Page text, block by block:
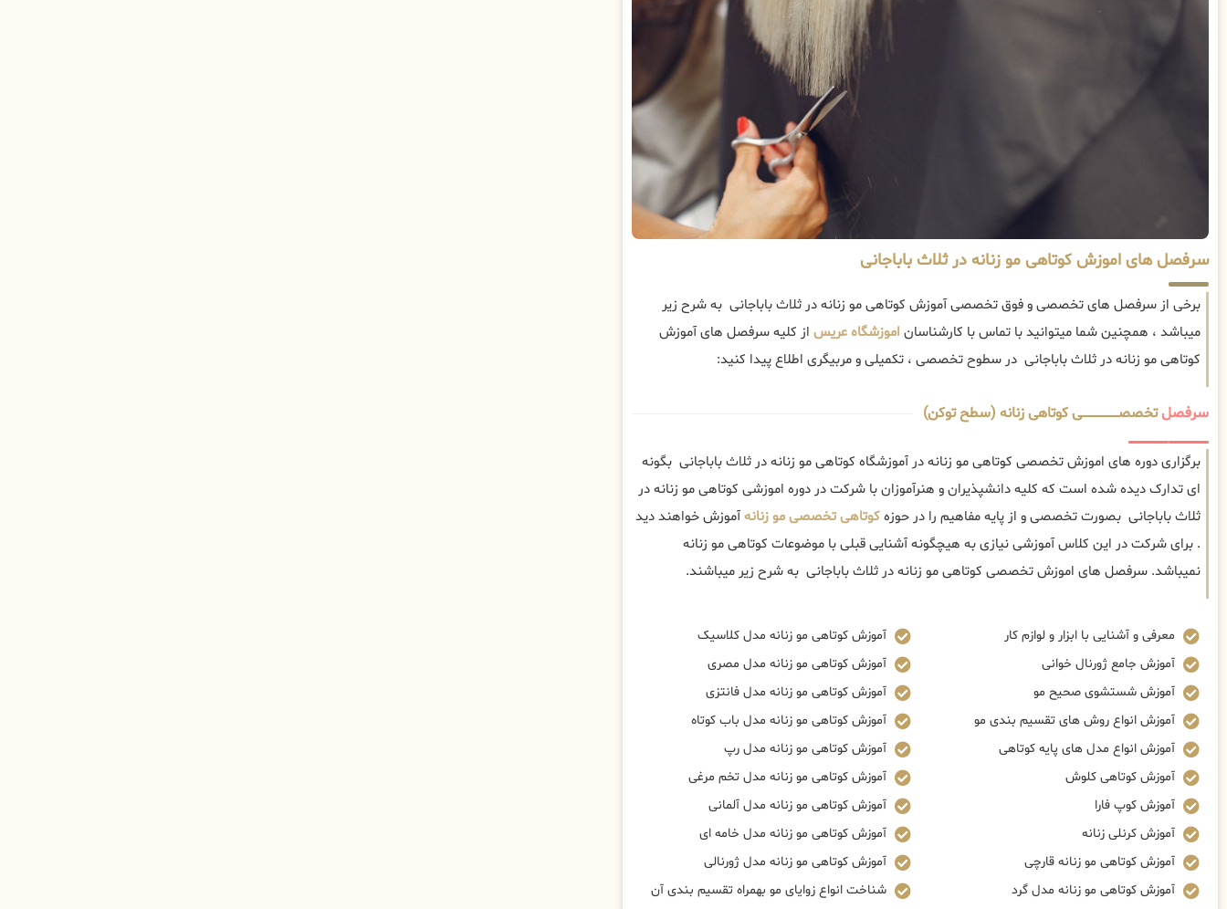
سرفصل های اموزش کوتاهی مو زنانه در ثلاث باباجانی
برخی از سرفصل های تخصصی و فوق تخصصی آموزش کوتاهی مو زنانه در ثلاث باباجانی به شرح زیر
میباشد ، همچنین شما میتوانید با تماس با کارشناسان اموزشگاه عریس از کلیه سرفصل های آموزش
کوتاهی مو زنانه در ثلاث باباجانی در سطوح تخصصی ، تکمیلی و مربیگری اطلاع پیدا کنید:
سرفصلتخصصــــــــــــــــــــی کوتاهی زنانه (سطح توکن)
برگزاری دوره های اموزش تخصصی کوتاهی مو زنانه در آموزشگاه کوتاهی مو زنانه در ثلاث باباجانی بگونه
ای تدارک دیده شده است که کلیه دانشپذیران و هنرآموزان با شرکت در دوره اموزشی کوتاهی مو زنانه در
ثلاث باباجانی بصورت تخصصی و از پایه مفاهیم را در حوزهکوتاهی تخصصی مو زنانهآموزش خواهند دید
. برای شرکت در این کلاس آموزشی نیازی به هیچگونه آشنایی قبلی با موضوعات کوتاهی مو زنانه
نمیباشد. سرفصل های اموزش تخصصی کوتاهی مو زنانه در ثلاث باباجانی به شرح زیر میباشند.
معرفی و آشنایی با ابزار و لوازم کار
آموزش جامع ژورنال خوانی
آموزش شستشوی صحیح مو
آموزش انواع روش های تقسیم بندی مو
آموزش انواع مدل های پایه کوتاهی
آموزش کوتاهی کلوش
آموزش کوپ فارا
آموزش کرنلی زنانه
آموزش کوتاهی مو زنانه قارچی
آموزش کوتاهی مو زنانه مدل گرد
آموزش کوتاهی مو زنانه مدل کلاسیک
آموزش کوتاهی مو زنانه مدل مصری
آموزش کوتاهی مو زنانه مدل فانتزی
آموزش کوتاهی مو زنانه مدل باب کوتاه
آموزش کوتاهی مو زنانه مدل رپ
آموزش کوتاهی مو زنانه مدل تخم مرغی
آموزش کوتاهی مو زنانه مدل آلمانی
آموزش کوتاهی مو زنانه مدل خامه ای
آموزش کوتاهی مو زنانه مدل ژورنالی
شناخت انواع زوایای مو بهمراه تقسیم بندی آن